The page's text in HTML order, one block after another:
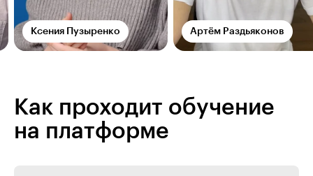
Ксения Пузыренко Артём Раздьяконов
Как проходит обучение
на платформе